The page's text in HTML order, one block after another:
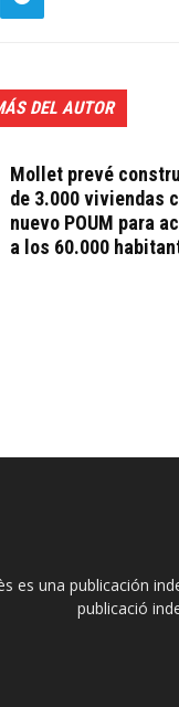
DEL AUTOR
Mollet prevé
de 3.000 viviendas
nuevo POUM para
a los 60.000
es una publicación
publicació